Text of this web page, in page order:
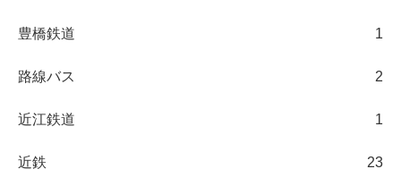
豊橋鉄道 1
路線バス 2
近江鉄道 1
近鉄 23